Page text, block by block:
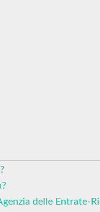
delle Entrate-